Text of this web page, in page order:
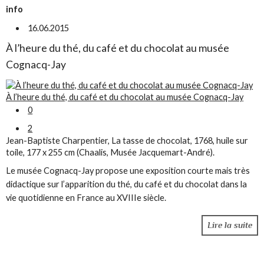
info
16.06.2015
À l’heure du thé, du café et du chocolat au musée
Cognacq-Jay
À l’heure du thé, du café et du chocolat au musée Cognacq-Jay
0
2
Jean-Baptiste Charpentier, La tasse de chocolat, 1768, huile sur
toile, 177 x 255 cm (Chaalis, Musée Jacquemart-André).
Le musée Cognacq-Jay propose une exposition courte mais très
didactique sur l’apparition du thé, du café et du chocolat dans la
vie quotidienne en France au XVIIIe siècle.
Lire la suite